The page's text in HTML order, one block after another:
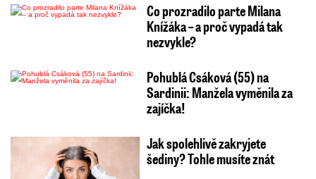
Co prozradilo parte Milana
Knížáka – a proč vypadá tak
nezvykle?
Pohublá Csáková (55) na
Sardinii: Manžela vyměnila za
zajíčka!
Jak spolehlivě zakryjete
šediny? Tohle musíte znát